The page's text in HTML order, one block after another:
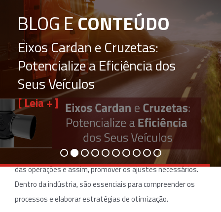
A
BLOG ECONTEÚDO
Você sabe a importância dos indicadores de produtividade e como
eles podem gerar vantagens para a indústria? Leia o artigo e
saiba mais!
Os indicadores de produtividade, também conhecidos como
KPIs, são ferramentas usadas para mensurar a eficiência
das operações e assim, promover os ajustes necessários.
Dentro da indústria, são essenciais para compreender os
processos e elaborar estratégias de otimização.